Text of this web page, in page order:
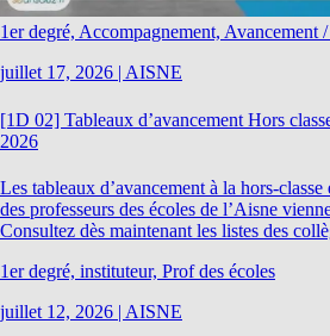
1er degré, Accompagnement, Avancement
juillet 17, 2026 | AISNE
[1D 02] Tableaux d’avancement Hors
2026
Les tableaux d’avancement à la hors-
des professeurs des écoles de l’Aisne
Consultez dès maintenant les listes des
1er degré, instituteur, Prof des écoles
juillet 12, 2026 | AISNE